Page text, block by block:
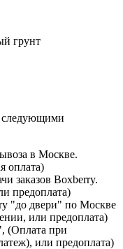
грунт
следующими
в Москве.
оплата)
заказов Boxberry.
предоплата)
"до двери" по Москве
или предоплата)
(Оплата при
или предоплата)